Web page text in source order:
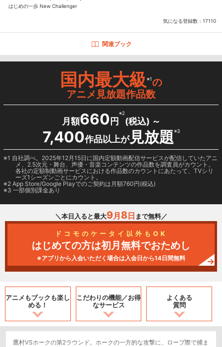
はじめの一歩 New Challenger
気になる登録数： 17110
関連ブック
国内最大級※1の
アニメ見放題作品数
月額660 円
※2
(税込) ～
7,400作品以上が見放題※3
1 自社調べ。2025年12月15日に国内定額動画配信サービスが配信していたアニ
メ、2.5次元・舞台、声優・音楽コンテンツの作品数を調査員がカウント。
各社の定額制動画サービスにおける作品数のカウントにあたって、TVシリ
ーズ1シーズンごとにカウント。
2 App Store/Google Playでのご契約は月額760円(税込)
3 一部個別課金あり
＼本日入ると最大9月 8日 まで無料／
ドコモのケータイ以外もOK
はじめての方は初月無料でおためし
※アプリから入会いただく場合は入会日から14日間無料
アニメもブックも楽し
める！
こだわりの機能／お得
なサービス
よくある
質問
鷹村VSホークの第2ラウンド。ホークの一方的な攻撃に、ロープ際で捕ま